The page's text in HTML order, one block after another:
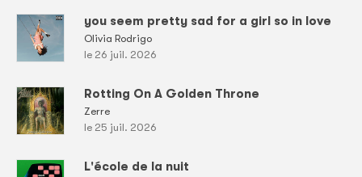
you seem pretty sad for a girl so in love
Olivia Rodrigo
le 26 juil. 2026
Rotting On A Golden Throne
Zerre
le 25 juil. 2026
L'école de la nuit